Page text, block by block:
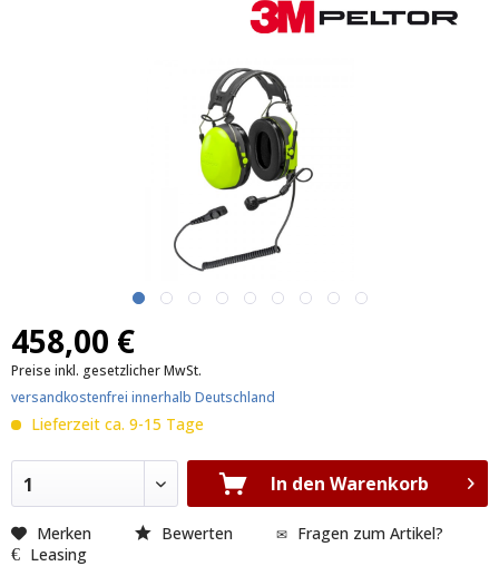
458,00 €
Preise inkl. gesetzlicher MwSt.
versandkostenfrei innerhalb Deutschland
Lieferzeit ca. 9-15 Tage
1 In den Warenkorb
Merken Bewerten
Fragen zum Artikel?
Leasing